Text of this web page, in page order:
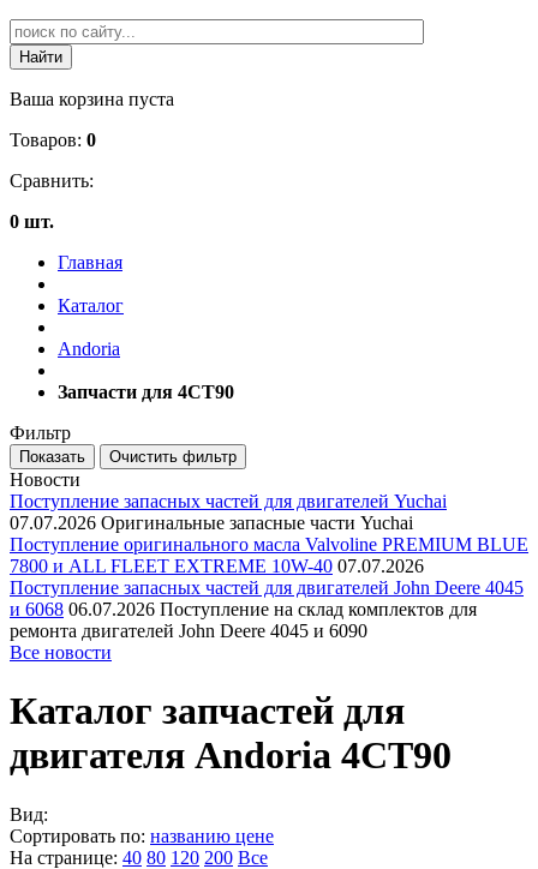
Ваша корзина пуста
Товаров: 0
Сравнить:
0 шт.
Главная
Каталог
Andoria
Запчасти для 4CT90
Фильтр
Новости
Поступление запасных частей для двигателей Yuchai
07.07.2026 Оригинальные запасные части Yuchai
Поступление оригинального масла Valvoline PREMIUM BLUE
7800 и ALL FLEET EXTREME 10W-40 07.07.2026
Поступление запасных частей для двигателей John Deere 4045
и 6068 06.07.2026 Поступление на склад комплектов для
ремонта двигателей John Deere 4045 и 6090
Все новости
Каталог запчастей для
двигателя Andoria 4CT90
Вид:
Сортировать по: названию цене
На странице: 40 80 120 200 Все